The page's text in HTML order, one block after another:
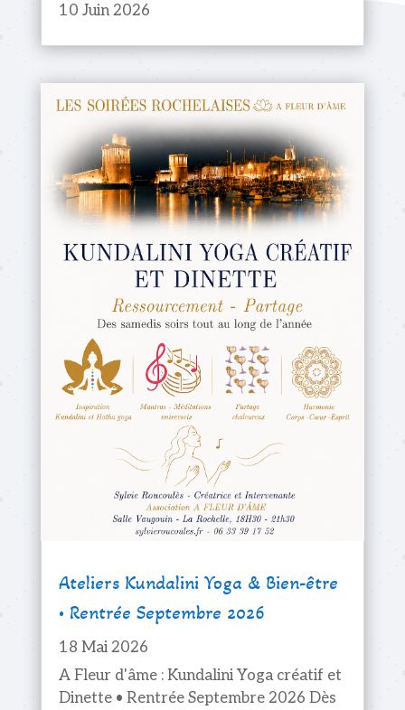
10 Juin 2026
Ateliers Kundalini Yoga & Bien-être
• Rentrée Septembre 2026
18 Mai 2026
A Fleur d'âme : Kundalini Yoga créatif et
Dinette • Rentrée Septembre 2026 Dès